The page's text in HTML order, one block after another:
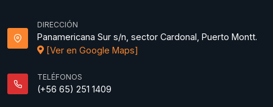
DIRECCIÓN
Panamericana Sur s/n, sector Cardonal, Puerto Montt.
[Ver en Google Maps]
TELÉFONOS
(+56 65) 251 1409